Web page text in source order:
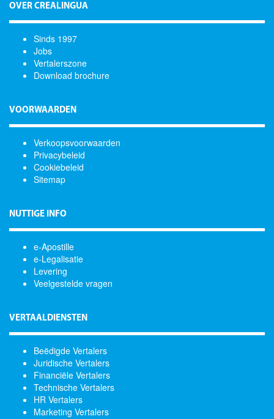
OVER CREALINGUA
Sinds 1997
Jobs
Vertalerszone
Download brochure
VOORWAARDEN
Verkoopsvoorwaarden
Privacybeleid
Cookiebeleid
Sitemap
NUTTIGE INFO
e-Apostille
e-Legalisatie
Levering
Veelgestelde vragen
VERTAALDIENSTEN
Beëdigde Vertalers
Juridische Vertalers
Financiële Vertalers
Technische Vertalers
HR Vertalers
Marketing Vertalers